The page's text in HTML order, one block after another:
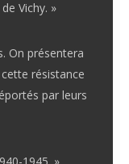
Vichy. »
On présentera
résistance
par leurs